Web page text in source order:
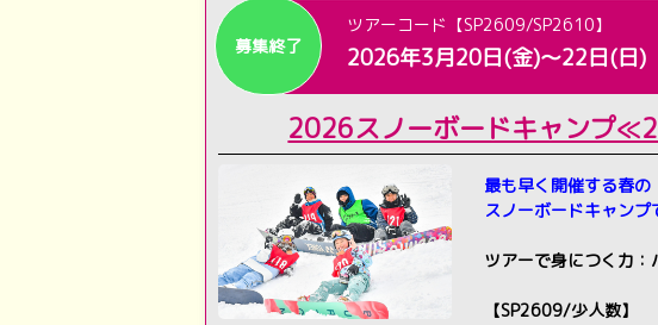
募集終了
ツアーコード【SP2609/SP2610】
2026年3月20日(金)～22日(日)
2026スノーボードキャンプ
最も早く開催する春の
スノーボードキャンプ
ツアーで身につく力
【SP2609/少人数】